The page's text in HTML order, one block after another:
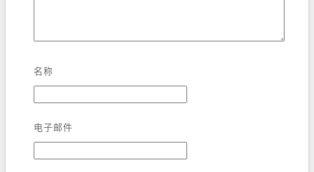
名称
电子邮件